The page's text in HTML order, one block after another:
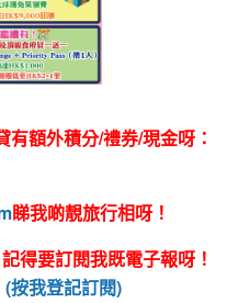
額外積分/禮券/現金呀：
睇我啲靚旅行相呀！
得要訂閱我既電子報呀！
(按我登記訂閱)